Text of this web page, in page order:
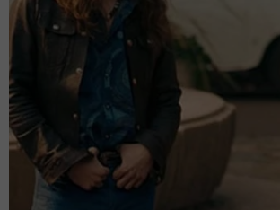
melatih 13,000 lagi pelajar di
yang berdaya saing di peringkat
Malah, Athena juga mengajar
sukarelawan.